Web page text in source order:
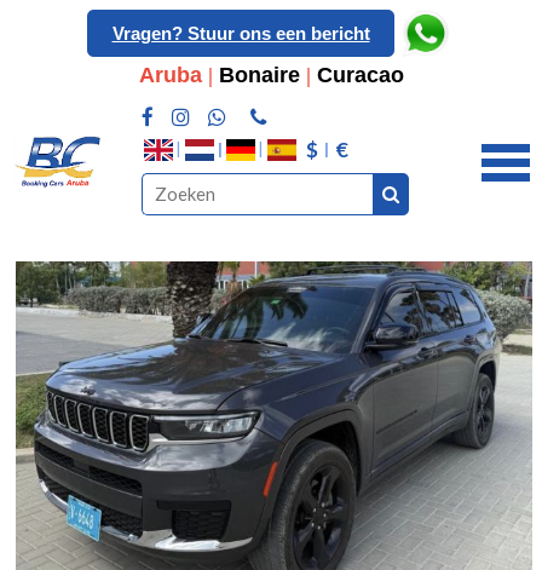
Vragen? Stuur ons een bericht
Aruba| Bonaire| Curacao
$ €